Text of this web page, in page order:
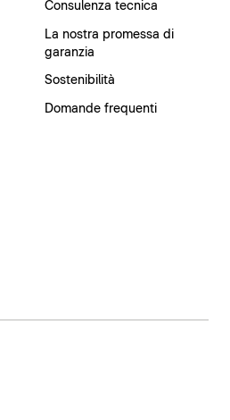
Consulenza tecnica
La nostra promessa di
garanzia
Sostenibilità
Domande frequenti